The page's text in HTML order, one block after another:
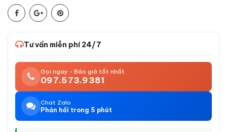
Tư vấn miễn phí 24/7
Gọi ngay - Báo giá tốt nhất
097.573.9381
Chat Zalo
Phản hồi trong 5 phút